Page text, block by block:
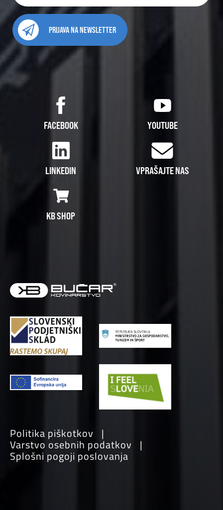
PRIJAVA NA NEWSLETTER
FACEBOOK YOUTUBE
LINKEDIN VPRAŠAJTE NAS
KB SHOP
Politika piškotkov
Varstvo osebnih podatkov
Splošni pogoji poslovanja